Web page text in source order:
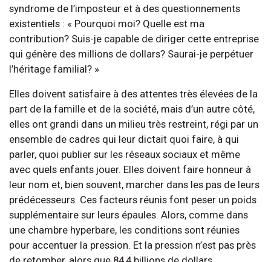
syndrome de l’imposteur et à des questionnements
existentiels : « Pourquoi moi? Quelle est ma
contribution? Suis-je capable de diriger cette entreprise
qui génère des millions de dollars? Saurai-je perpétuer
l’héritage familial? »
Elles doivent satisfaire à des attentes très élevées de la
part de la famille et de la société, mais d’un autre côté,
elles ont grandi dans un milieu très restreint, régi par un
ensemble de cadres qui leur dictait quoi faire, à qui
parler, quoi publier sur les réseaux sociaux et même
avec quels enfants jouer. Elles doivent faire honneur à
leur nom et, bien souvent, marcher dans les pas de leurs
prédécesseurs. Ces facteurs réunis font peser un poids
supplémentaire sur leurs épaules. Alors, comme dans
une chambre hyperbare, les conditions sont réunies
pour accentuer la pression. Et la pression n’est pas près